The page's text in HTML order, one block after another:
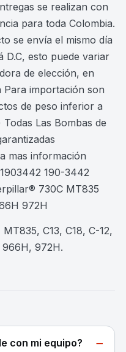
se realizan con
para toda Colombia.
se envía el mismo día
D.C, esto puede variar
de elección, en
Para importación son
de peso inferior a
Las Bombas de
mas información
190-3442
730C MT835
972H
MT835, C13, C18, C-12,
966H, 972H.
con mi equipo? −